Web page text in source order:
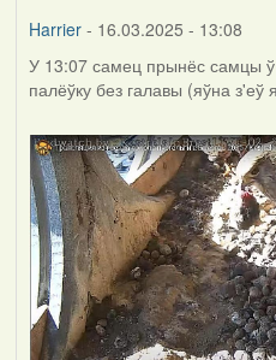
Harrier- 16.03.2025 - 13:08
У 13:07 самец прынёс самцы ў
палёўку без галавы (яўна з'еў